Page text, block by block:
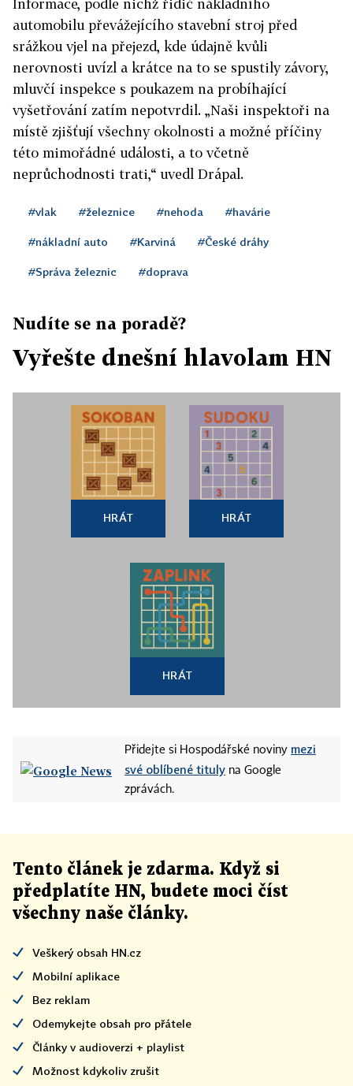
Informace, podle nichž řidič nákladního
automobilu převážejícího stavební stroj před
srážkou vjel na přejezd, kde údajně kvůli
nerovnosti uvízl a krátce na to se spustily závory,
mluvčí inspekce s poukazem na probíhající
vyšetřování zatím nepotvrdil. „Naši inspektoři na
místě zjišťují všechny okolnosti a možné příčiny
této mimořádné události, a to včetně
neprůchodnosti trati,“ uvedl Drápal.
#vlak #železnice #nehoda #havárie
#nákladní auto #Karviná #České dráhy
#Správa železnic #doprava
Nudíte se na poradě?
Vyřešte dnešní hlavolam HN
HRÁT HRÁT
HRÁT
Přidejte si Hospodářské noviny mezi
své oblíbené tituly na Google
zprávách.
Tento článek je zdarma. Když si
předplatíte HN, budete moci číst
všechny naše články.
Veškerý obsah HN.cz
Mobilní aplikace
Bez reklam
Odemykejte obsah pro přátele
Články v audioverzi + playlist
Možnost kdykoliv zrušit